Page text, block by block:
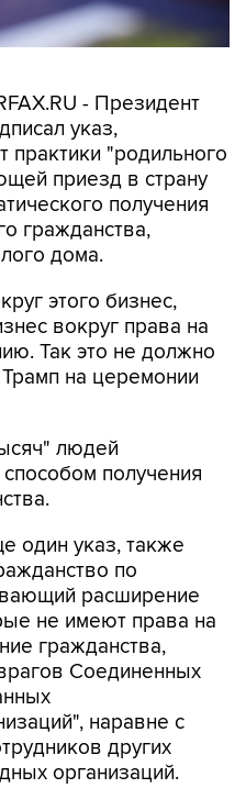
- Президент
указ,
практики "родильного
приезд в страну
получения
гражданства,
дома.
этого бизнес,
вокруг права на
Так это не должно
на церемонии
людей
получения
один указ, также
по
расширение
не имеют права на
гражданства,
Соединенных
наравне с
других
организаций.